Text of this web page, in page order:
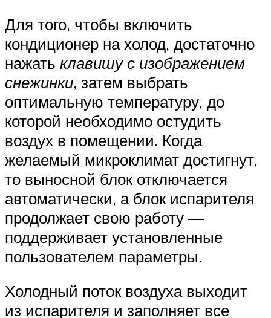
Для того, чтобы включить
кондиционер на холод, достаточно
нажать клавишу с изображением
снежинки, затем выбрать
оптимальную температуру, до
которой необходимо остудить
воздух в помещении. Когда
желаемый микроклимат достигнут,
то выносной блок отключается
автоматически, а блок испарителя
продолжает свою работу —
поддерживает установленные
пользователем параметры.
Холодный поток воздуха выходит
из испарителя и заполняет все